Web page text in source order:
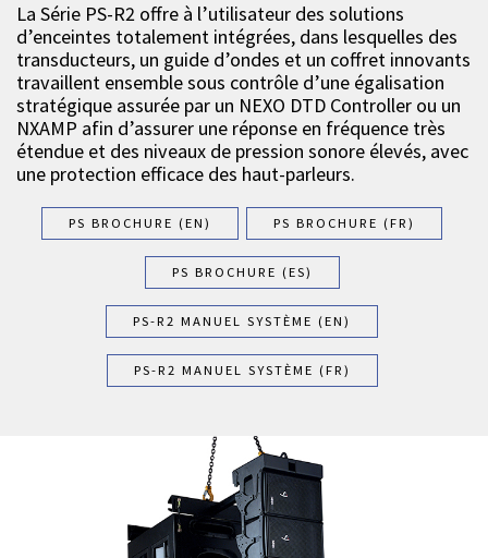
La Série PS-R2 offre à l’utilisateur des solutions
d’enceintes totalement intégrées, dans lesquelles des
transducteurs, un guide d’ondes et un coffret innovants
travaillent ensemble sous contrôle d’une égalisation
stratégique assurée par un NEXO DTD Controller ou un
NXAMP afin d’assurer une réponse en fréquence très
étendue et des niveaux de pression sonore élevés, avec
une protection efficace des haut-parleurs.
PS BROCHURE (EN) PS BROCHURE (FR)
PS BROCHURE (ES)
PS-R2 MANUEL SYSTÈME (EN)
PS-R2 MANUEL SYSTÈME (FR)